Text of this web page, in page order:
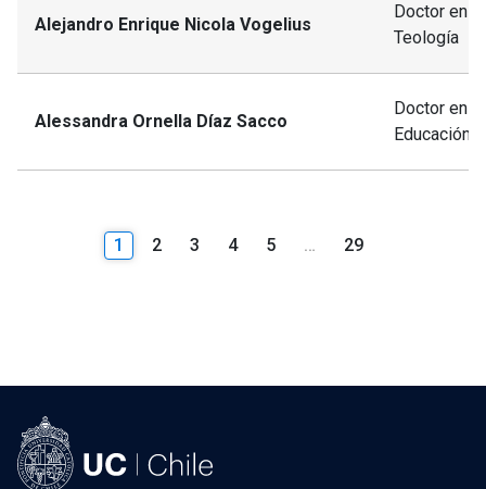
Alejandro Enrique Nicola Vogelius
Doctor en
Teología
Alessandra Ornella Díaz Sacco
Doctor en
Educación
1 2 3 4 5 … 29